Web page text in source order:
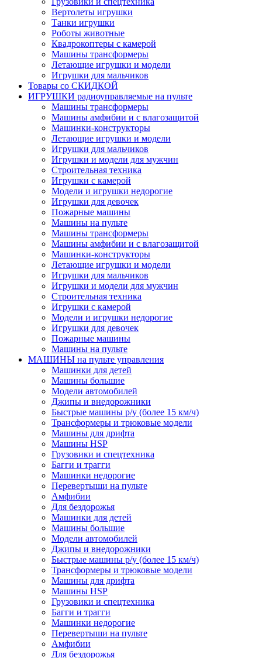
Вертолеты игрушки
Танки игрушки
Роботы животные
Квадрокоптеры с камерой
Машины трансформеры
Летающие игрушки и модели
Игрушки для мальчиков
Товары со СКИДКОЙ
ИГРУШКИ радиоуправляемые на пульте
Машины трансформеры
Машины амфибии и с влагозащитой
Машинки-конструкторы
Летающие игрушки и модели
Игрушки для мальчиков
Игрушки и модели для мужчин
Строительная техника
Игрушки с камерой
Модели и игрушки недорогие
Игрушки для девочек
Пожарные машины
Машины на пульте
Машины трансформеры
Машины амфибии и с влагозащитой
Машинки-конструкторы
Летающие игрушки и модели
Игрушки для мальчиков
Игрушки и модели для мужчин
Строительная техника
Игрушки с камерой
Модели и игрушки недорогие
Игрушки для девочек
Пожарные машины
Машины на пульте
МАШИНЫ на пульте управления
Машинки для детей
Машины большие
Модели автомобилей
Джипы и внедорожники
Быстрые машины р/у (более 15 км/ч)
Трансформеры и трюковые модели
Машины для дрифта
Машины HSP
Грузовики и спецтехника
Багги и трагги
Машинки недорогие
Перевертыши на пульте
Амфибии
Для бездорожья
Машинки для детей
Машины большие
Модели автомобилей
Джипы и внедорожники
Быстрые машины р/у (более 15 км/ч)
Трансформеры и трюковые модели
Машины для дрифта
Машины HSP
Грузовики и спецтехника
Багги и трагги
Машинки недорогие
Перевертыши на пульте
Амфибии
Для бездорожья